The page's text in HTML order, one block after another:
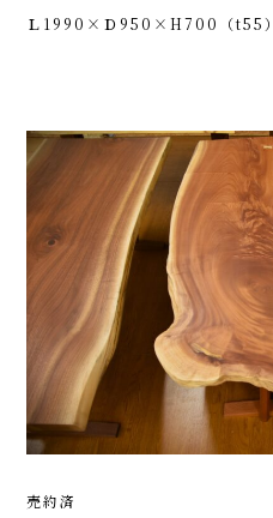
Ｌ1990×Ｄ950×H700（t55）
売約済